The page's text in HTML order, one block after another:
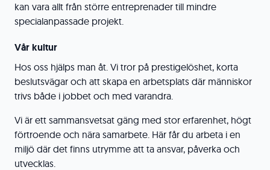
kan vara allt från större entreprenader till mindre
specialanpassade projekt.
Vår kultur
Hos oss hjälps man åt. Vi tror på prestigelöshet, korta
beslutsvägar och att skapa en arbetsplats där människor
trivs både i jobbet och med varandra.
Vi är ett sammansvetsat gäng med stor erfarenhet, högt
förtroende och nära samarbete. Här får du arbeta i en
miljö där det finns utrymme att ta ansvar, påverka och
utvecklas.